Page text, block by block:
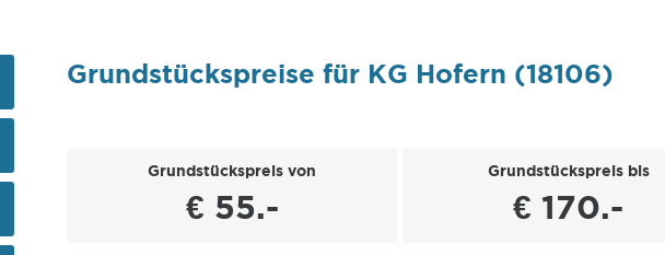
Grundstückspreise für KG Hofern (18106)
Grundstückspreis von
€ 55.-
Grundstückspreis bis
€ 170.-